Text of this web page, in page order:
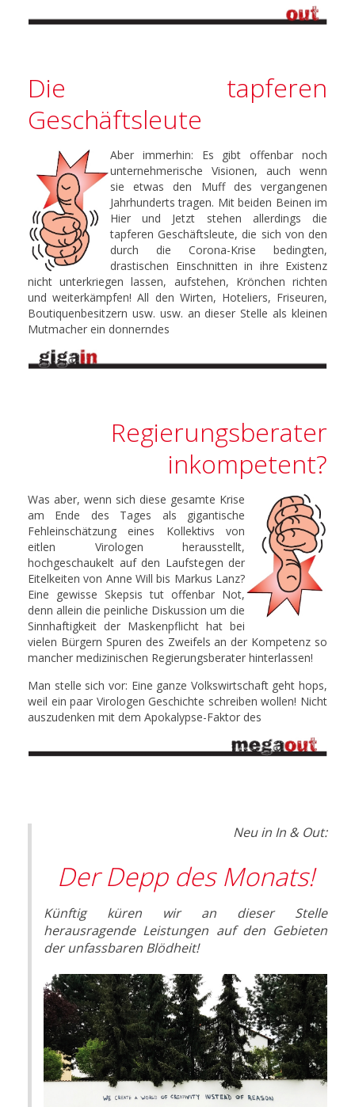
Die tapferen
Geschäftsleute
Aber immerhin: Es gibt offenbar noch
unternehmerische Visionen, auch wenn
sie etwas den Muff des vergangenen
Jahrhunderts tragen. Mit beiden Beinen im
Hier und Jetzt stehen allerdings die
tapferen Geschäftsleute, die sich von den
durch die Corona-Krise bedingten,
drastischen Einschnitten in ihre Existenz
nicht unterkriegen lassen, aufstehen, Krönchen richten
und weiterkämpfen! All den Wirten, Hoteliers, Friseuren,
Boutiquenbesitzern usw. usw. an dieser Stelle als kleinen
Mutmacher ein donnerndes
Regierungsberater
inkompetent?
Was aber, wenn sich diese gesamte Krise
am Ende des Tages als gigantische
Fehleinschätzung eines Kollektivs von
eitlen Virologen herausstellt,
hochgeschaukelt auf den Laufstegen der
Eitelkeiten von Anne Will bis Markus Lanz?
Eine gewisse Skepsis tut offenbar Not,
denn allein die peinliche Diskussion um die
Sinnhaftigkeit der Maskenpflicht hat bei
vielen Bürgern Spuren des Zweifels an der Kompetenz so
mancher medizinischen Regierungsberater hinterlassen!
Man stelle sich vor: Eine ganze Volkswirtschaft geht hops,
weil ein paar Virologen Geschichte schreiben wollen! Nicht
auszudenken mit dem Apokalypse-Faktor des
Neu in In & Out:
Der Depp des Monats!
Künftig küren wir an dieser Stelle
herausragende Leistungen auf den Gebieten
der unfassbaren Blödheit!